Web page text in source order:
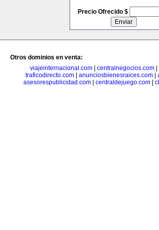
Precio Ofrecido $
Otros dominios en venta:
viajeinternacional.com
centralnegocios.com
traficodirecto.com
anunciosbienesraices.com
asesorespublicidad.com| centraldejuego.com|